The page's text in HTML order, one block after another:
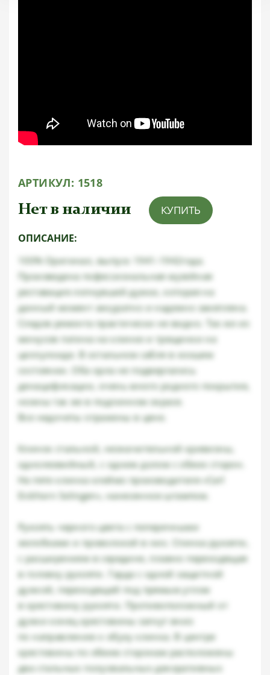
АРТИКУЛ: 1518
Нет в наличии КУПИТЬ
ОПИСАНИЕ:
100% Оригинал, выпуск 1941-1942года.
Произведена пофессиональная музейная
реставация лопнувшей дужки, которая на
данный момент аккуратно и надежно закеплена.
Следов ремонта практически не видно. Так же из
минусов патина на клинке и трещинки на
целлулоиде. В остальном сабля в хоошем
состоянии. Оба орла не подвергались
денацификации, очень много родного покрытия,
ножны так же в подлинном окрасе.
Все недочеты отражены в цене.
Клинок стальной, незначительной кривизны,
однолезвийный, с одним долом с обеих сторон.
На пяте клинка клеймо производителя «Carl
Eickhorn Solingen», нанесенное штампом.
Рукоять черного цвета с поперечными
желобками и проволокой в них. Спинка рукояти,
с расширением в середине, плавно переходящая
в головку рукояти. Гарда с одной защитной
дужкой, переходящей под прямым углом
в крестовину рукояти. Противоположный от
дужки конец крестовины загнут вниз
по направлению к обуху клинка. В центре
крестовины по обеим сторонам расположены
два стальных полуовальных декоративных